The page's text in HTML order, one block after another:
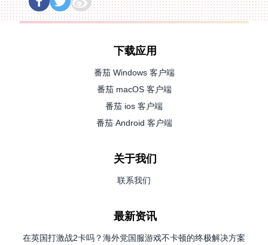
下载应用
番茄 Windows 客户端
番茄 macOS 客户端
番茄 ios 客户端
番茄 Android 客户端
关于我们
联系我们
最新资讯
在英国打激战2卡吗？海外党国服游戏不卡顿的终极解决方案